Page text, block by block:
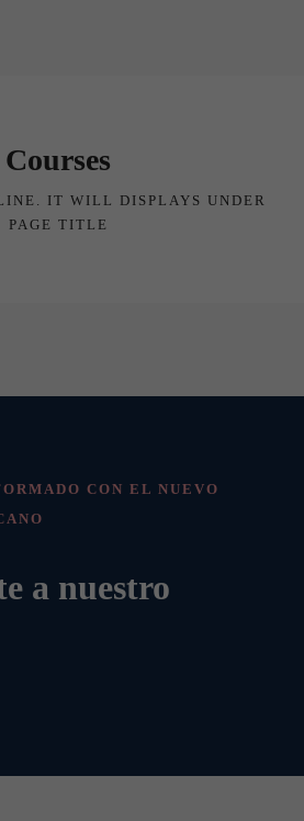
Courses
IT WILL DISPLAYS UNDER
PAGE TITLE
CON EL NUEVO
a nuestro